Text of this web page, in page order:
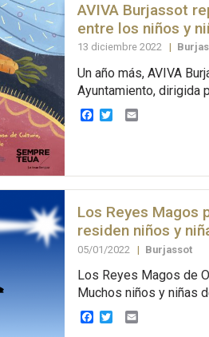
AVIVA Burjassot
entre los niños y
13 diciembre 2022 |
Un año más, AVIVA
Ayuntamiento, dirigida
Facebook
TwitterEmail
Los Reyes Magos
residen niños y
05/01/2022 | Burjassot
Los Reyes Magos de
Muchos niños y niñas
Facebook
TwitterEmail